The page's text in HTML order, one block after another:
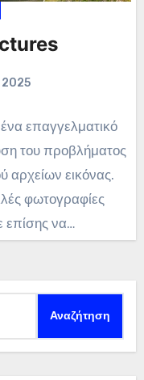
2025
επαγγελματικό
του προβλήματος
αρχείων εικόνας.
φωτογραφίες
επίσης να…